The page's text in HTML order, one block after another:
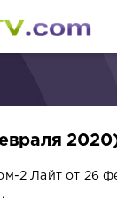
2 Лайт от 26